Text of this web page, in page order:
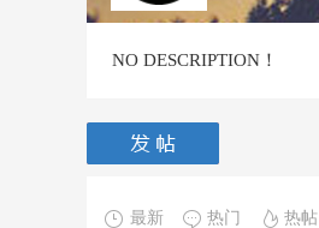
NO DESCRIPTION！
最新 热门 热帖